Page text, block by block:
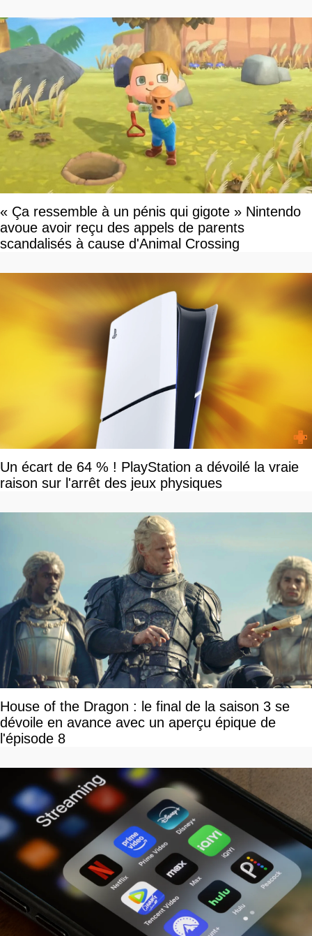
« Ça ressemble à un pénis qui gigote » Nintendo
avoue avoir reçu des appels de parents
scandalisés à cause d'Animal Crossing
Un écart de 64 % ! PlayStation a dévoilé la vraie
raison sur l'arrêt des jeux physiques
House of the Dragon : le final de la saison 3 se
dévoile en avance avec un aperçu épique de
l'épisode 8